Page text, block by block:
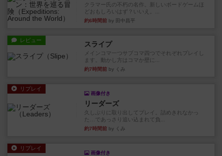
クラマー氏の不朽の名作。新しいボードゲームほ
どおもしろいはず？いいえ。...
約6時間前 by 田中昌平
レビュー スライプ
メインコマ一つサブコマ四つでそれぞれプレイし
ます。動かし方はコマか壁に...
約7時間前 by くみ
リプレイ
画像付き
リーダーズ
久しぶりに取り出してプレイ。詰めきれなかっ
た…であっさり追い込まれて負...
約7時間前 by くみ
リプレイ
画像付き